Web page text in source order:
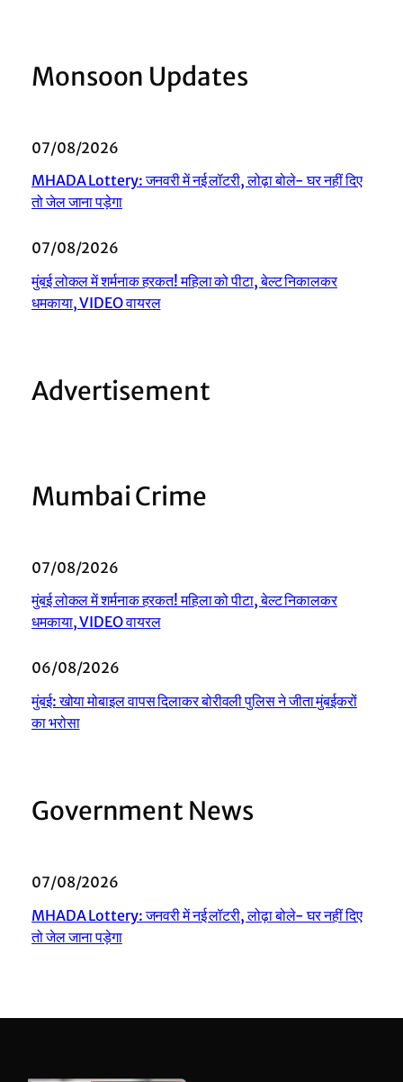
Monsoon Updates
07/08/2026
MHADA Lottery: जनवरी में नई लॉटरी, लोढ़ा बोले- घर नहीं दिए
तो जेल जाना पड़ेगा
07/08/2026
मुंबई लोकल में शर्मनाक हरकत! महिला को पीटा, बेल्ट निकालकर
धमकाया, VIDEO वायरल
Advertisement
Mumbai Crime
07/08/2026
मुंबई लोकल में शर्मनाक हरकत! महिला को पीटा, बेल्ट निकालकर
धमकाया, VIDEO वायरल
06/08/2026
मुंबई: खोया मोबाइल वापस दिलाकर बोरीवली पुलिस ने जीता मुंबईकरों
का भरोसा
Government News
07/08/2026
MHADA Lottery: जनवरी में नई लॉटरी, लोढ़ा बोले- घर नहीं दिए
तो जेल जाना पड़ेगा